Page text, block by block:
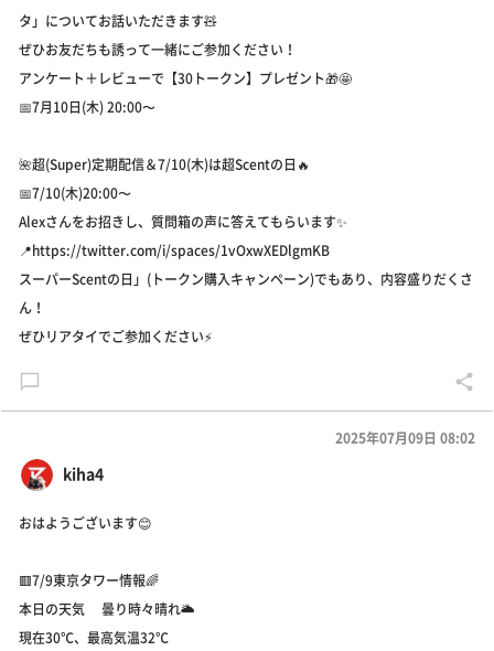
タ」についてお話いただきます🧸
ぜひお友だちも誘って一緒にご参加ください！
アンケート＋レビューで【30トークン】プレゼント🎁🤩
📅7月10日(木) 20:00〜
🌺超(Super)定期配信＆7/10(木)は超Scentの日🔥
📅7/10(木)20:00〜
Alexさんをお招きし、質問箱の声に答えてもらいます✨
📍https://twitter.com/i/spaces/1vOxwXEDlgmKB
スーパーScentの日」(トークン購入キャンペーン)でもあり、内容盛りだくさ
ん！
ぜひリアタイでご参加ください⚡️
kiha4
2025年07月09日 08:02
おはようございます😊
🟥7/9東京タワー情報🌈
本日の天気 曇り時々晴れ🌥️
現在30℃、最高気温32℃